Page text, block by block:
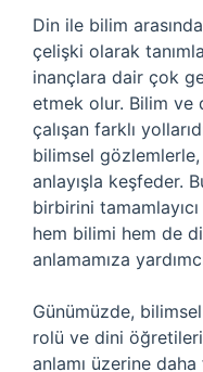
Din ile bilim
çelişki olarak
inançlara dair çok
etmek olur. Bilim ve
çalışan farklı
bilimsel
anlayışla keşfeder.
birbirini
hem bilimi hem de
anlamamıza
Günümüzde,
rolü ve dini
anlamı üzerine